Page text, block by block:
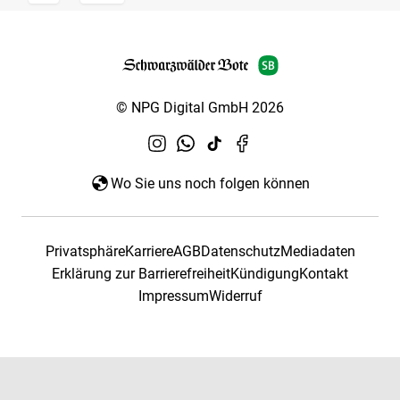
© NPG Digital GmbH 2026
Wo Sie uns noch folgen können
PrivatsphäreKarriereAGBDatenschutzMediadaten
Erklärung zur BarrierefreiheitKündigungKontakt
ImpressumWiderruf